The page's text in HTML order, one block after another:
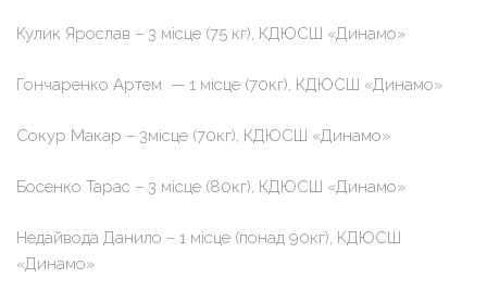
Кулик Ярослав – 3 місце (75 кг), КДЮСШ «Динамо»
Гончаренко Артем — 1 місце (70кг), КДЮСШ «Динамо»
Сокур Макар – 3місце (70кг), КДЮСШ «Динамо»
Босенко Тарас – 3 місце (80кг), КДЮСШ «Динамо»
Недайвода Данило – 1 місце (понад 90кг), КДЮСШ
«Динамо»